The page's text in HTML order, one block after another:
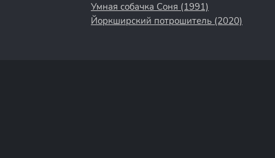
Умная собачка Соня (1991)
Йоркширский потрошитель (2020)